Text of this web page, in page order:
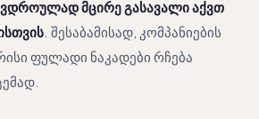
მცირე გასავალი აქვთ
. შესაბამისად, კომპანიების
ფულადი ნაკადები რჩება